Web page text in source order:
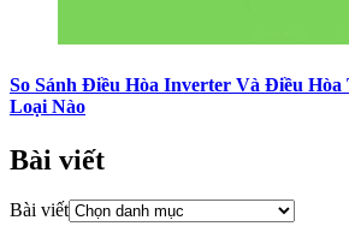
So Sánh Điều Hòa Inverter Và Điều
Loại Nào
Bài viết
Bài viết